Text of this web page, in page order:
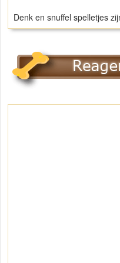
Denk en snuffel spelletjes